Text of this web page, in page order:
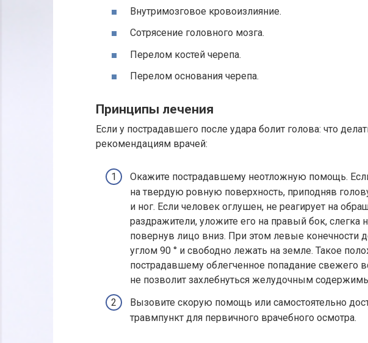
Внутримозговое кровоизлияние.
Сотрясение головного мозга.
Перелом костей черепа.
Перелом основания черепа.
Принципы лечения
Если у пострадавшего после удара болит голова: что
рекомендациям врачей:
Окажите пострадавшему неотложную помощь.
на твердую ровную поверхность, приподняв
и ног. Если человек оглушен, не реагирует на
раздражители, уложите его на правый бок, слегка
повернув лицо вниз. При этом левые конечности
углом 90 ° и свободно лежать на земле. Такое
пострадавшему облегченное попадание свежего
не позволит захлебнуться желудочным
Вызовите скорую помощь или самостоятельно
травмпункт для первичного врачебного осмотра.